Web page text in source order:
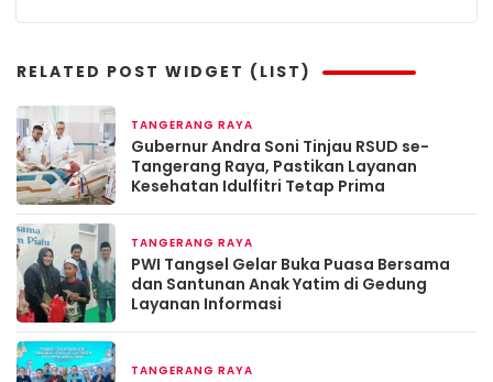
RELATED POST WIDGET (LIST)
TANGERANG RAYA
Gubernur Andra Soni Tinjau RSUD se-
Tangerang Raya, Pastikan Layanan
Kesehatan Idulfitri Tetap Prima
TANGERANG RAYA
PWI Tangsel Gelar Buka Puasa Bersama
dan Santunan Anak Yatim di Gedung
Layanan Informasi
TANGERANG RAYA